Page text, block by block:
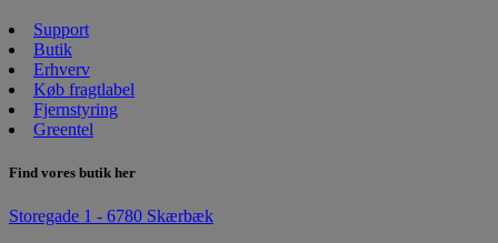
Support
Butik
Erhverv
Køb fragtlabel
Fjernstyring
Greentel
Find vores butik her
Storegade 1 - 6780 Skærbæk